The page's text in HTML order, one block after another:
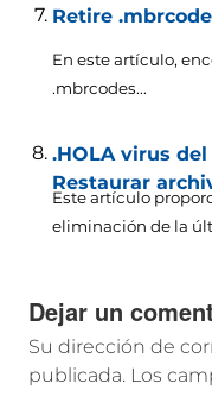
Retire
En este artículo,
.mbrcodes...
.HOLA virus
Restaurar
Este artículo
eliminación de la
Dejar un
Su dirección de
publicada. Los